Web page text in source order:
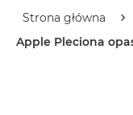
Strona główna
Apple Pleciona